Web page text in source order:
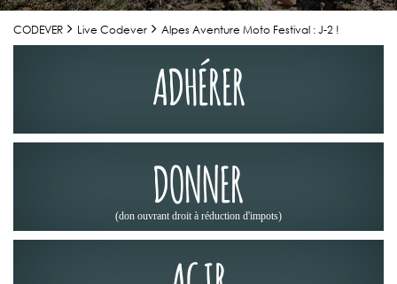
CODEVER Live Codever Alpes Aventure Moto Festival : J-2 !
ADHÉRER
DONNER
(don ouvrant droit à réduction d'impots)